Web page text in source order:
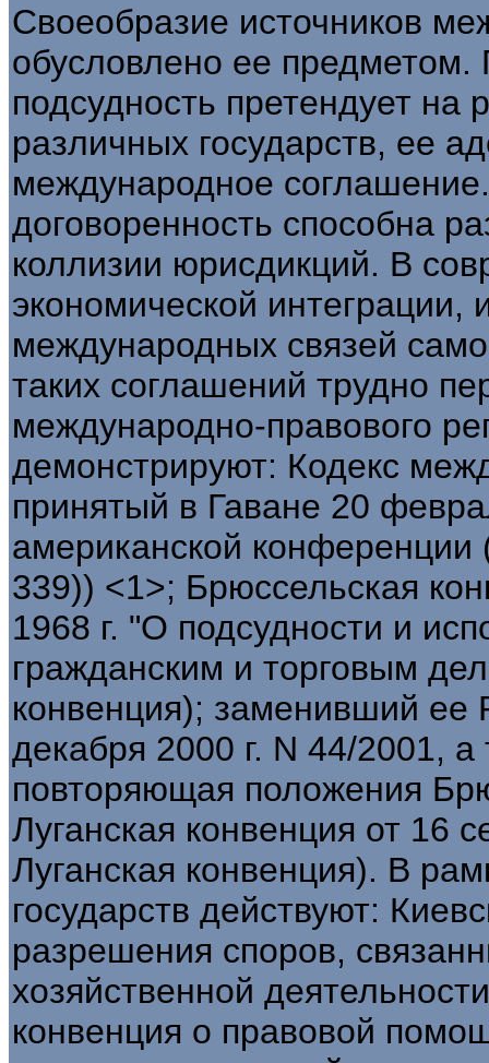
Своеобразие источников
обусловлено ее
подсудность претендует на
различных государств, ее
международное
договоренность способна
коллизии юрисдикций. В
экономической интеграции,
международных связей
таких соглашений трудно
международно-правового
демонстрируют: Кодекс
принятый в Гаване 20
американской конференции
339)) <1>; Брюссельская
1968 г. "О подсудности и
гражданским и торговым
конвенция); заменивший ее
декабря 2000 г. N 44/2001, а
повторяющая положения
Луганская конвенция от 16
Луганская конвенция). В
государств действуют:
разрешения споров,
хозяйственной
конвенция о правовой